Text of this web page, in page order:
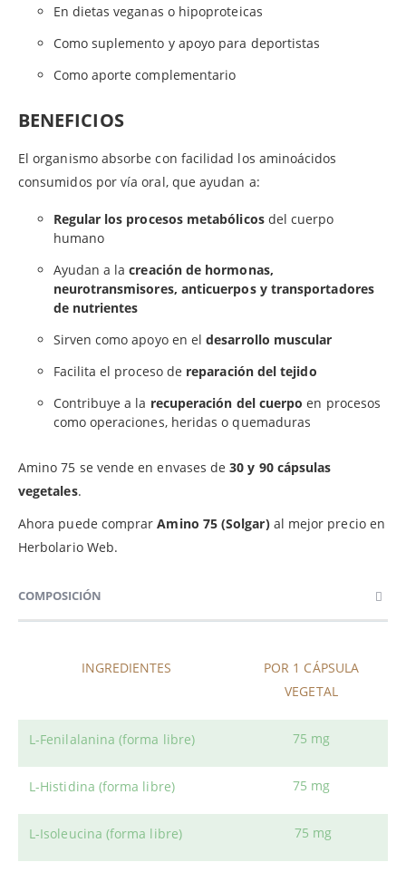
En dietas veganas o hipoproteicas
Como suplemento y apoyo para deportistas
Como aporte complementario
BENEFICIOS
El organismo absorbe con facilidad los aminoácidos
consumidos por vía oral, que ayudan a:
Regular los procesos metabólicosdel cuerpo
humano
Ayudan a lacreación de hormonas,
neurotransmisores, anticuerpos y transportadores
de nutrientes
Sirven como apoyo en eldesarrollo muscular
Facilita el proceso de reparación del tejido
Contribuye a la recuperación del cuerpo en procesos
como operaciones, heridas o quemaduras
Amino 75 se vende en envases de30 y 90 cápsulas
vegetales.
Ahora puede comprarAmino 75 (Solgar)al mejor precio en
Herbolario Web.
COMPOSICIÓN
INGREDIENTES
POR 1 CÁPSULA
VEGETAL
L-Fenilalanina (forma libre) 75 mg
L-Histidina (forma libre) 75 mg
L-Isoleucina (forma libre) 75 mg